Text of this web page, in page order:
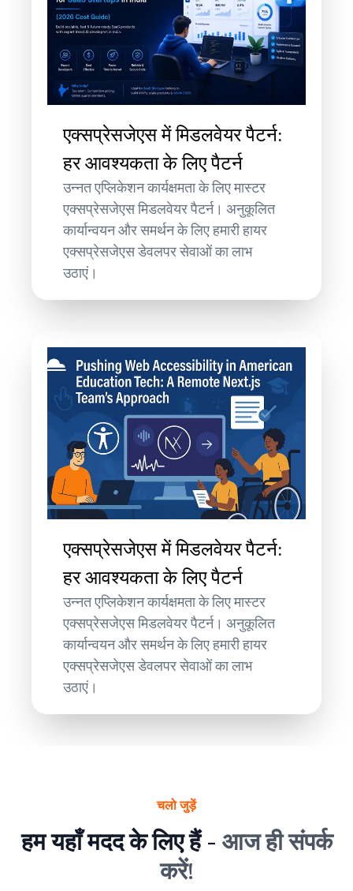
एक्सप्रेसजेएस में मिडलवेयर पैटर्न:
हर आवश्यकता के लिए पैटर्न
उन्नत एप्लिकेशन कार्यक्षमता के लिए मास्टर
एक्सप्रेसजेएस मिडलवेयर पैटर्न। अनुकूलित
कार्यान्वयन और समर्थन के लिए हमारी हायर
एक्सप्रेसजेएस डेवलपर सेवाओं का लाभ
उठाएं।
एक्सप्रेसजेएस में मिडलवेयर पैटर्न:
हर आवश्यकता के लिए पैटर्न
उन्नत एप्लिकेशन कार्यक्षमता के लिए मास्टर
एक्सप्रेसजेएस मिडलवेयर पैटर्न। अनुकूलित
कार्यान्वयन और समर्थन के लिए हमारी हायर
एक्सप्रेसजेएस डेवलपर सेवाओं का लाभ
उठाएं।
चलो जुड़ें
हम यहाँ मदद के लिए हैं - आज ही संपर्क
करें!